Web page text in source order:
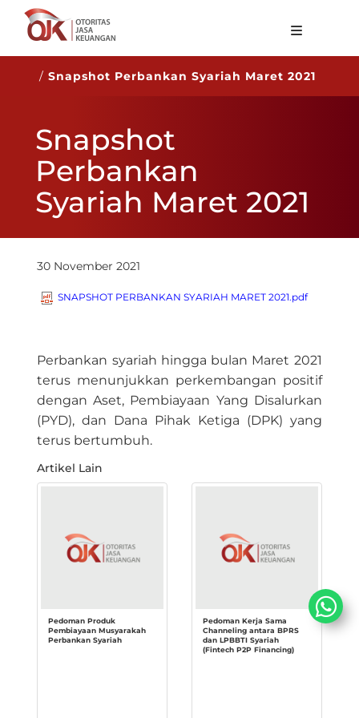
Tentang OJK
Publikasi
Regulasi
Statistik
Karir
ID
/Snapshot Perbankan Syariah Maret 2021
Snapshot
Perbankan
Syariah Maret 2021
30 November 2021
SNAPSHOT PERBANKAN SYARIAH MARET 2021.pdf
​Perbankan syariah hingga bulan Maret 2021
terus menunjukkan perkembangan positif
dengan Aset, Pembiayaan Yang Disalurkan
(PYD), dan Dana Pihak Ketiga (DPK) yang
terus bertumbuh.
Artikel Lain
Pedoman Produk
Pembiayaan Musyarakah
Perbankan Syariah
Pedoman Kerja Sama
Channeling antara BPRS
dan LPBBTI Syariah
(Fintech P2P Financing)